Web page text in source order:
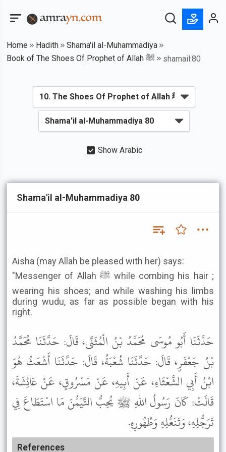
Home Hadith
Shama'il al-Muhammadiya
Book of The Shoes Of Prophet of Allah ﷺ
shamail:80
Show Arabic
Shama'il al-Muhammadiya 80
Aisha (may Allah be pleased with her) says:
"Messenger of Allah ﷺ while combing his hair ;
wearing his shoes; and while washing his limbs
during wudu, as far as possible began with his
right.
حَدَّثَنَا أَبُو مُوسَى مُحَمَّدُ بْنُ الْمُثَنَّى، قَالَ: حَدَّثَنَا مُحَمَّدُ
بْنُ جَعْفَرٍ، قَالَ: حَدَّثَنَا شُعْبَةُ، قَالَ: حَدَّثَنَا أَشْعَثُ هُوَ
ابْنُ أَبِي الشَّعْثَاءِ، عَنْ أَبِيهِ، عَنْ مَسْرُوقٍ، عَنْ عَائِشَةَ،
قَالَتْ: كَانَ رَسُولُ اللهِ ﷺ يُحِبُّ التَّيَمُّنَ مَا اسْتَطَاعَ فِي
تَرَجُّلِهِ، وَتَنَعُّلِهِ وَطُهُورِهِ.
References